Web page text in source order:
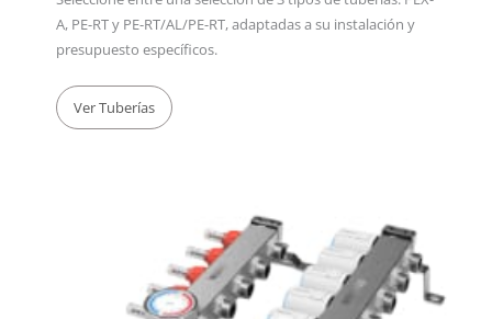
A, PE-RT y PE-RT/AL/PE-RT, adaptadas a su instalación y
presupuesto específicos.
Ver Tuberías